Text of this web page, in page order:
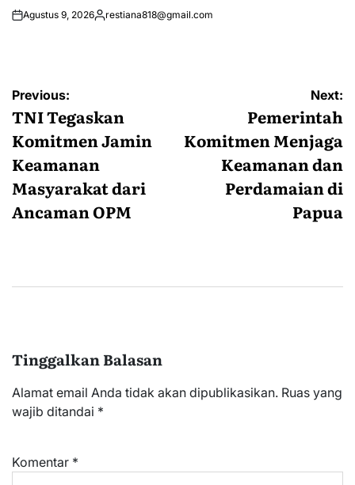
Agustus 9, 2026Posted
restiana818@gmail.com
Navigasi
pos
Previous:
TNI Tegaskan
Komitmen Jamin
Keamanan
Masyarakat dari
Ancaman OPM
Next:
Pemerintah
Komitmen Menjaga
Keamanan dan
Perdamaian di
Papua
Tinggalkan Balasan
Alamat email Anda tidak akan dipublikasikan. Ruas yang
wajib ditandai *
Komentar *